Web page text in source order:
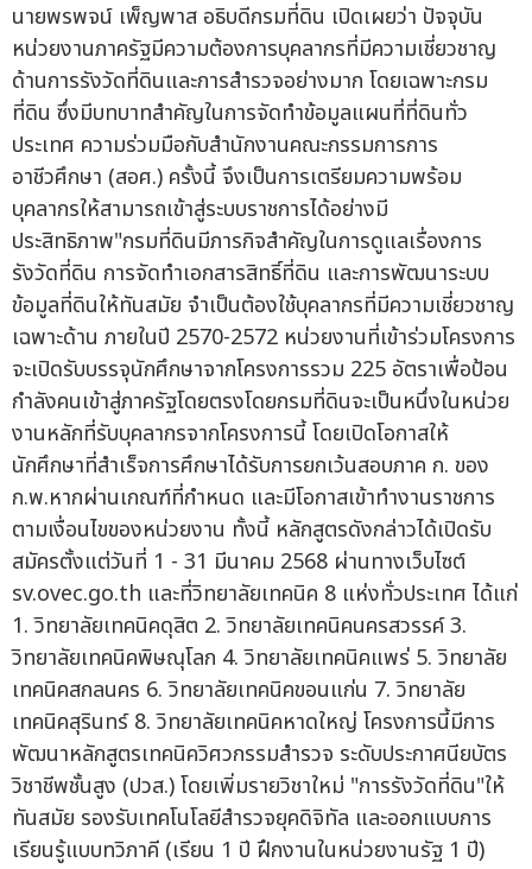
นายพรพจน์ เพ็ญพาส อธิบดีกรมที่ดิน เปิดเผยว่า ปัจจุบัน
หน่วยงานภาครัฐมีความต้องการบุคลากรที่มีความเชี่ยวชาญ
ด้านการรังวัดที่ดินและการสำรวจอย่างมาก โดยเฉพาะกรม
ที่ดิน ซึ่งมีบทบาทสำคัญในการจัดทำข้อมูลแผนที่ที่ดินทั่ว
ประเทศ ความร่วมมือกับสำนักงานคณะกรรมการการ
อาชีวศึกษา (สอศ.) ครั้งนี้ จึงเป็นการเตรียมความพร้อม
บุคลากรให้สามารถเข้าสู่ระบบราชการได้อย่างมี
ประสิทธิภาพ"กรมที่ดินมีภารกิจสำคัญในการดูแลเรื่องการ
รังวัดที่ดิน การจัดทำเอกสารสิทธิ์ที่ดิน และการพัฒนาระบบ
ข้อมูลที่ดินให้ทันสมัย จำเป็นต้องใช้บุคลากรที่มีความเชี่ยวชาญ
เฉพาะด้าน ภายในปี 2570-2572 หน่วยงานที่เข้าร่วมโครงการ
จะเปิดรับบรรจุนักศึกษาจากโครงการรวม 225 อัตราเพื่อป้อน
กำลังคนเข้าสู่ภาครัฐโดยตรงโดยกรมที่ดินจะเป็นหนึ่งในหน่วย
งานหลักที่รับบุคลากรจากโครงการนี้ โดยเปิดโอกาสให้
นักศึกษาที่สำเร็จการศึกษาได้รับการยกเว้นสอบภาค ก. ของ
ก.พ.หากผ่านเกณฑ์ที่กำหนด และมีโอกาสเข้าทำงานราชการ
ตามเงื่อนไขของหน่วยงาน ทั้งนี้ หลักสูตรดังกล่าวได้เปิดรับ
สมัครตั้งแต่วันที่ 1 - 31 มีนาคม 2568 ผ่านทางเว็บไซต์
sv.ovec.go.th และที่วิทยาลัยเทคนิค 8 แห่งทั่วประเทศ ได้แก่
1. วิทยาลัยเทคนิคดุสิต 2. วิทยาลัยเทคนิคนครสวรรค์ 3.
วิทยาลัยเทคนิคพิษณุโลก 4. วิทยาลัยเทคนิคแพร่ 5. วิทยาลัย
เทคนิคสกลนคร 6. วิทยาลัยเทคนิคขอนแก่น 7. วิทยาลัย
เทคนิคสุรินทร์ 8. วิทยาลัยเทคนิคหาดใหญ่ โครงการนี้มีการ
พัฒนาหลักสูตรเทคนิควิศวกรรมสำรวจ ระดับประกาศนียบัตร
วิชาชีพชั้นสูง (ปวส.) โดยเพิ่มรายวิชาใหม่ "การรังวัดที่ดิน"ให้
ทันสมัย รองรับเทคโนโลยีสำรวจยุคดิจิทัล และออกแบบการ
เรียนรู้แบบทวิภาคี (เรียน 1 ปี ฝึกงานในหน่วยงานรัฐ 1 ปี)